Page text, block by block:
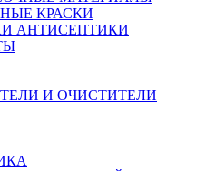
КРАСКИ
АНТИСЕПТИКИ
И ОЧИСТИТЕЛИ